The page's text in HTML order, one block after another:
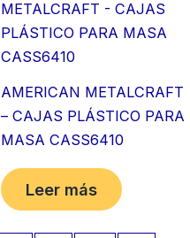
AMERICAN METALCRAFT
– CAJAS PLÁSTICO PARA
MASA CASS6410
Leer más